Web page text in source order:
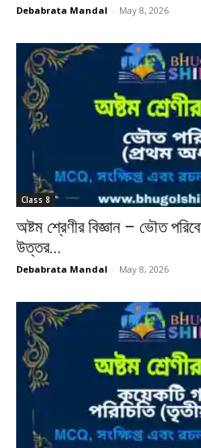
Debabrata Mandal - May 8, 2026
Class 8
অষ্টম শ্রেণীর বিজ্ঞান – ভৌত
উত্তর...
Debabrata Mandal - May 8, 2026